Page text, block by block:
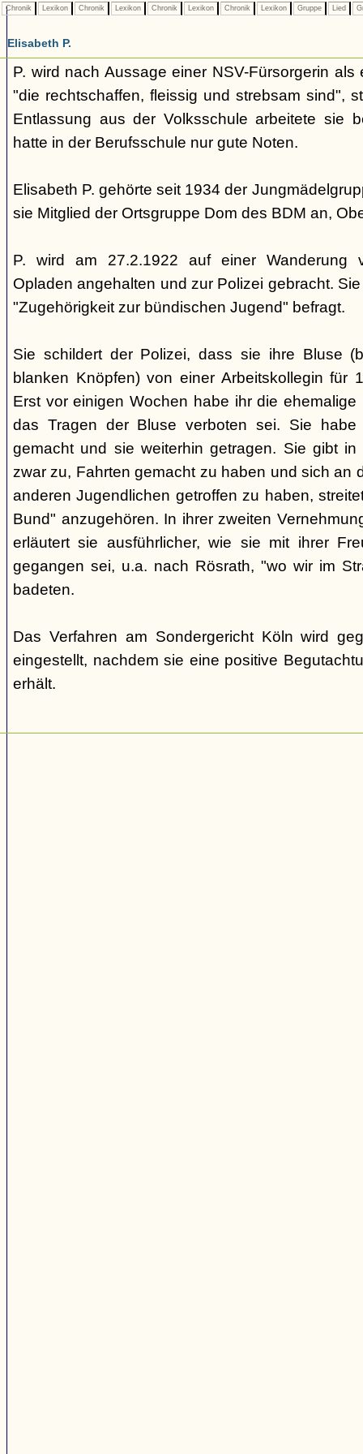
Chronik Lexikon Chronik Lexikon Chronik Lexikon Chronik Lexikon Gruppe Lied
Elisabeth P.
P. wird nach Aussage einer NSV-Fürsorgerin als
"die rechtschaffen, fleissig und strebsam sind",
Entlassung aus der Volksschule arbeitete sie
hatte in der Berufsschule nur gute Noten.
Elisabeth P. gehörte seit 1934 der
sie Mitglied der Ortsgruppe Dom des BDM an,
P. wird am 27.2.1922 auf einer Wanderung
Opladen angehalten und zur Polizei gebracht.
"Zugehörigkeit zur bündischen Jugend" befragt.
Sie schildert der Polizei, dass sie ihre Bluse
blanken Knöpfen) von einer Arbeitskollegin für
Erst vor einigen Wochen habe ihr die ehemalige
das Tragen der Bluse verboten sei. Sie
gemacht und sie weiterhin getragen. Sie gibt in
zwar zu, Fahrten gemacht zu haben und sich an
anderen Jugendlichen getroffen zu haben,
Bund" anzugehören. In ihrer zweiten
erläutert sie ausführlicher, wie sie mit ihrer
gegangen sei, u.a. nach Rösrath, "wo wir im
badeten.
Das Verfahren am Sondergericht Köln wird
eingestellt, nachdem sie eine positive
erhält.